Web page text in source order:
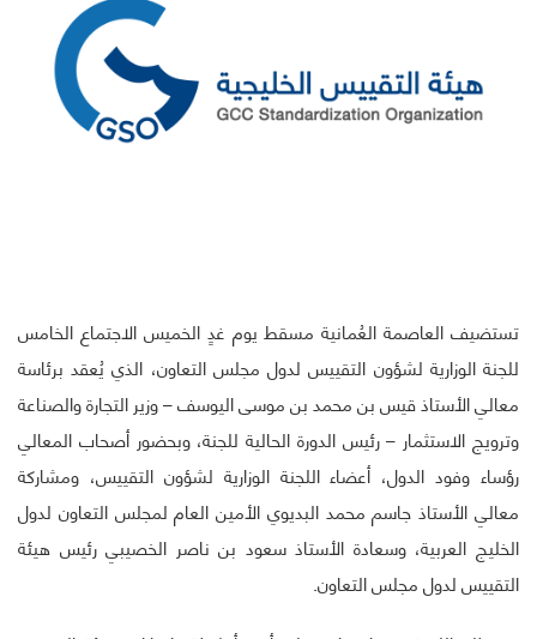
تستضيف العاصمة العُمانية مسقط يوم غدٍ الخميس الاجتماع الخامس
للجنة الوزارية لشؤون التقييس لدول مجلس التعاون، الذي يُعقد برئاسة
معالي الأستاذ قيس بن محمد بن موسى اليوسف – وزير التجارة والصناعة
وترويج الاستثمار – رئيس الدورة الحالية للجنة، وبحضور أصحاب المعالي
رؤساء وفود الدول، أعضاء اللجنة الوزارية لشؤون التقييس، ومشاركة
معالي الأستاذ جاسم محمد البديوي الأمين العام لمجلس التعاون لدول
الخليج العربية، وسعادة الأستاذ سعود بن ناصر الخصيبي رئيس هيئة
التقييس لدول مجلس التعاون.